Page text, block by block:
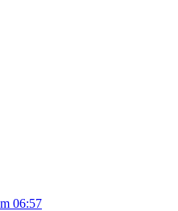
06:57